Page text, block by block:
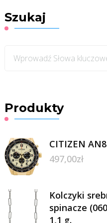
Szukaj
Szukasz
Produkty
CITIZEN
497,00zł
Kolczyki
spinacze
1,1 g.